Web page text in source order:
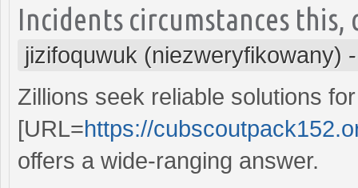
Incidents circumstances
jizifoquwuk (niezweryfikowany)
Zillions seek reliable solutions
[URL=https://
offers a wide-ranging answer.